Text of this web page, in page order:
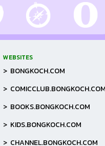
WEBSITES
> BONGKOCH.COM
>
> BOOKS.BONGKOCH.COM
> KIDS.BONGKOCH.COM
> CHANNEL.BONGKOCH.COM